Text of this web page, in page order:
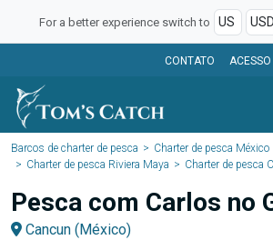
For a better experience switch to
CONTATO ACESSO
Barcos de charter de pesca
Charter de pesca México
Charter de pesca Riviera Maya
Charter de pesca
Pesca com Carlos no
Cancun (México)